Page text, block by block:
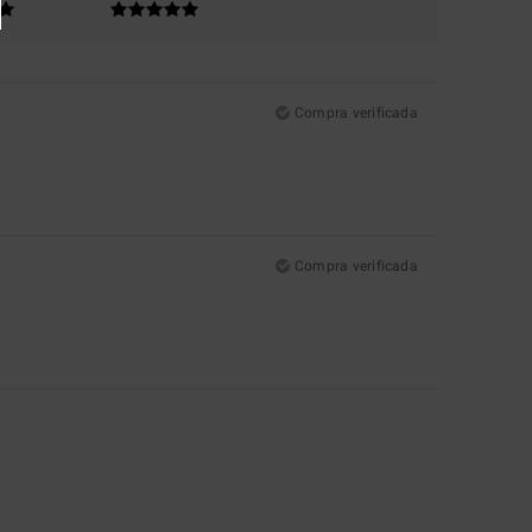
Compra verificada
Compra verificada